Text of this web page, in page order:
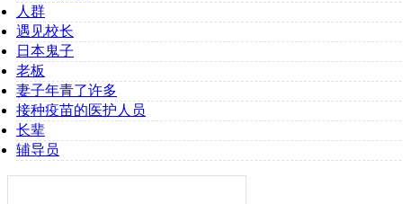
人群
遇见校长
日本鬼子
老板
妻子年青了许多
接种疫苗的医护人员
长辈
辅导员